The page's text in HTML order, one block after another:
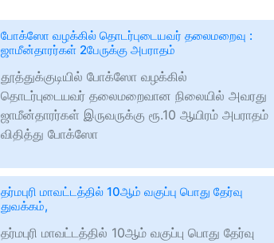
போக்ஸோ வழக்கில் தொடர்புடையவர் தலைமறைவு :
ஜாமீன்தாரர்கள் 2பேருக்கு அபராதம்
தூத்துக்குடியில் போக்ஸோ வழக்கில்
தொடர்புடையவர் தலைமறைவான நிலையில் அவரது
ஜாமீன்தாரர்கள் இருவருக்கு ரூ.10 ஆயிரம் அபராதம்
விதித்து போக்ஸோ
தர்மபுரி மாவட்டத்தில் 10ஆம் வகுப்பு பொது தேர்வு
துவக்கம்,
தர்மபுரி மாவட்டத்தில் 10ஆம் வகுப்பு பொது தேர்வு